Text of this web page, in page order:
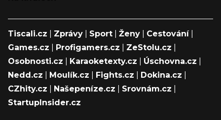
Tiscali.cz Zprávy Sport Ženy Cestování|
Games.cz
Profigamers.cz ZeStolu.cz
Osobnosti.cz
Karaoketexty.cz Úschovna.cz
Nedd.cz
Moulík.cz Fights.cz Dokina.cz
CZhity.cz
Našepeníze.cz Srovnám.cz
StartupInsider.cz